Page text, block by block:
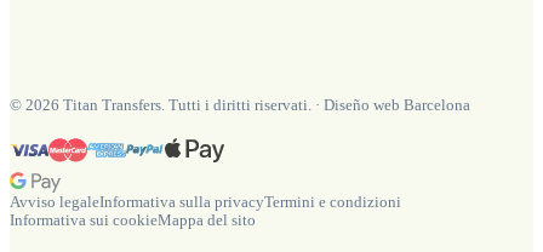
© 2026 Titan Transfers. Tutti i diritti riservati. · Diseño web Barcelona
Avviso legaleInformativa sulla privacyTermini e condizioni
Informativa sui cookieMappa del sito